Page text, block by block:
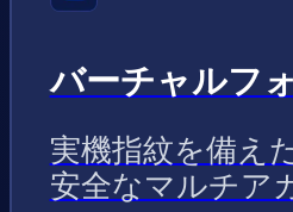
バーチャルフ
実機指紋を備え
安全なマルチア